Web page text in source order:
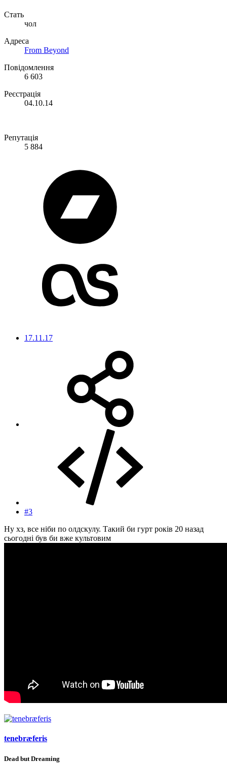
Стать
чол
Адреса
From Beyond
Повідомлення
6 603
Реєстрація
04.10.14
Репутація
5 884
17.11.17
#3
Ну хз, все ніби по олдскулу. Такий би гурт років 20 назад
сьогодні був би вже культовим
tenebræferis
Dead but Dreaming